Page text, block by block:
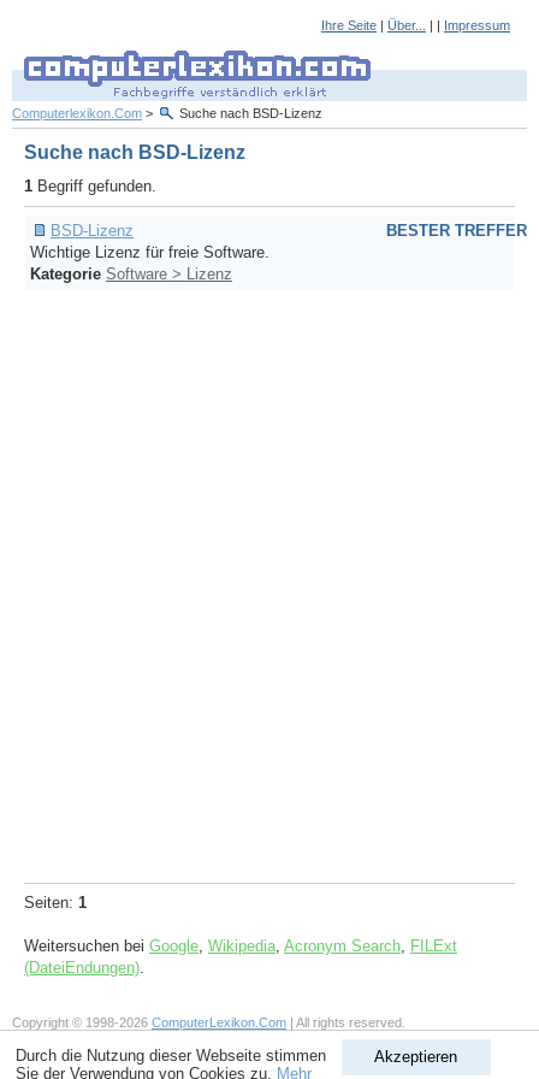
Ihre Seite | Über... | | Impressum
Computerlexikon.Com > Suche nach BSD-Lizenz
Suche nach BSD-Lizenz
1 Begriff gefunden.
BESTER TREFFER
BSD-Lizenz
Wichtige Lizenz für freie Software.
Kategorie Software > Lizenz
Seiten: 1
Weitersuchen bei Google Wikipedia Acronym Search FILExt
(DateiEndungen)
Akzeptieren
Durch die Nutzung dieser Webseite stimmen
Sie der Verwendung von Cookies zu. Mehr
Copyright © 1998-2026 ComputerLexikon.Com | All rights reserved.